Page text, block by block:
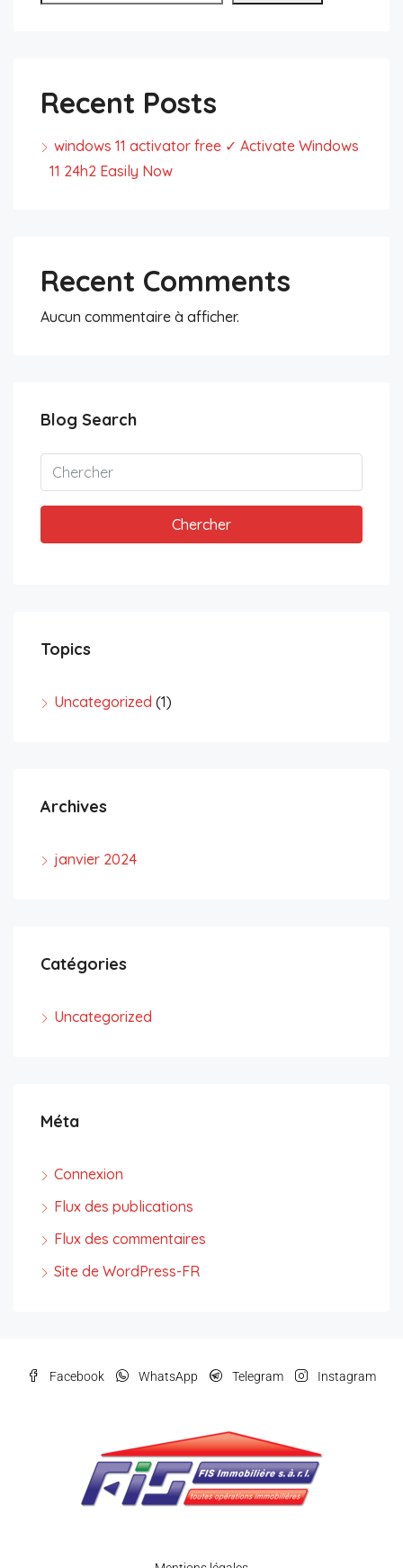
Recent Posts
windows 11 activator free ✓ Activate Windows
11 24h2 Easily Now
Recent Comments
Aucun commentaire à afficher.
Blog Search
Chercher
Topics
Uncategorized (1)
Archives
janvier 2024
Catégories
Uncategorized
Méta
Connexion
Flux des publications
Flux des commentaires
Site de WordPress-FR
Facebook WhatsApp Telegram Instagram